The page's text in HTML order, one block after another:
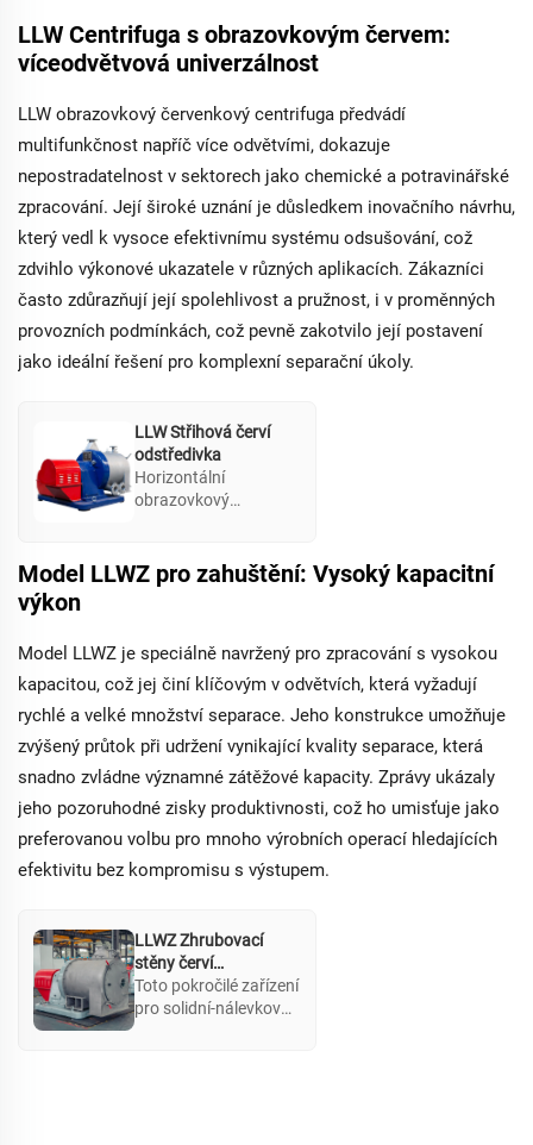
LLW Centrifuga s obrazovkovým červem:
víceodvětvová univerzálnost
LLW obrazovkový červenkový centrifuga předvádí
multifunkčnost napříč více odvětvími, dokazuje
nepostradatelnost v sektorech jako chemické a potravinářské
zpracování. Její široké uznání je důsledkem inovačního návrhu,
který vedl k vysoce efektivnímu systému odsušování, což
zdvihlo výkonové ukazatele v různých aplikacích. Zákazníci
často zdůrazňují její spolehlivost a pružnost, i v proměnných
provozních podmínkách, což pevně zakotvilo její postavení
jako ideální řešení pro komplexní separační úkoly.
LLW Střihová červí
odstředivka
Horizontální
obrazovkový
různých odvětvích,
včetně chemického,
průmyslu. Je vhodná
pro materiály s
jako jsou krystaly a
plastové částice, a
disponuje
variabilním
frekvenčním pohonem
a bezstupňovou
regulací rychlosti.
Model LLWZ pro zahuštění: Vysoký kapacitní
výkon
Model LLWZ je speciálně navržený pro zpracování s vysokou
kapacitou, což jej činí klíčovým v odvětvích, která vyžadují
rychlé a velké množství separace. Jeho konstrukce umožňuje
zvýšený průtok při udržení vynikající kvality separace, která
snadno zvládne významné zátěžové kapacity. Zprávy ukázaly
jeho pozoruhodné zisky produktivnosti, což ho umisťuje jako
preferovanou volbu pro mnoho výrobních operací hledajících
efektivitu bez kompromisu s výstupem.
LLWZ Zhrubovací
stěny červí
odstředivka
Toto pokročilé zařízení
pro solidní-nálevkovou